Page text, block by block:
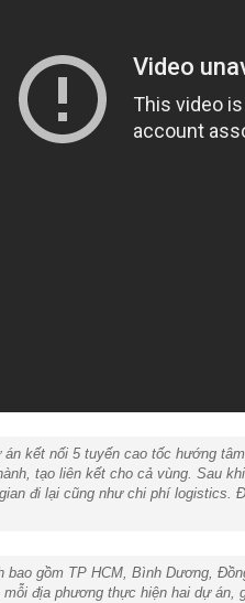
kết nối 5 tuyến cao tốc hướng
tạo liên kết cho cả vùng. Sau
đi lại cũng như chi phí
bao gồm TP HCM, Bình Dương,
địa phương thực hiện hai dự